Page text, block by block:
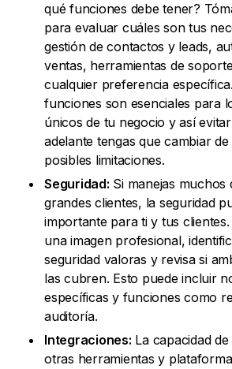
qué funciones debe tener?
para evaluar cuáles son tus
gestión de contactos y leads,
ventas, herramientas de
cualquier preferencia
funciones son esenciales para
únicos de tu negocio y así
adelante tengas que cambiar
posibles limitaciones.
Seguridad: Si manejas muchos
grandes clientes, la seguridad
importante para ti y tus
una imagen profesional,
seguridad valoras y revisa si
las cubren. Esto puede incluir
específicas y funciones como
auditoría.
Integraciones: La capacidad
otras herramientas y